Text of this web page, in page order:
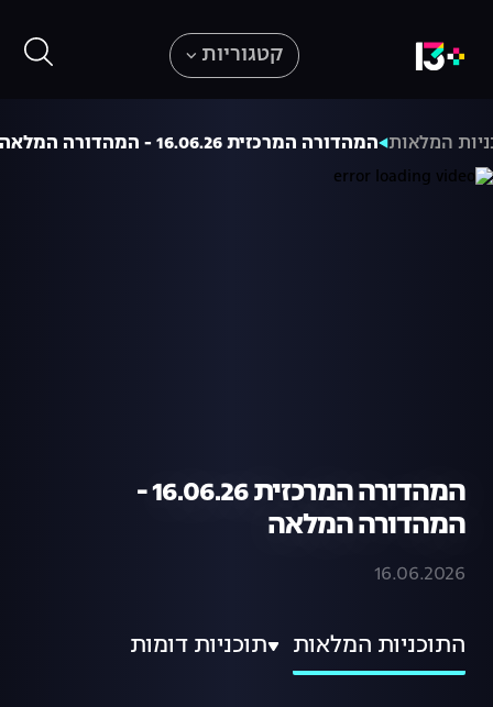
קטגוריות
המלאות המהדורה המרכזית 16.06.26 - המהדורה המלאה
המהדורה המרכזית 16.06.26 -
המהדורה המלאה
16.06.2026
התוכניות המלאות תוכניות דומות